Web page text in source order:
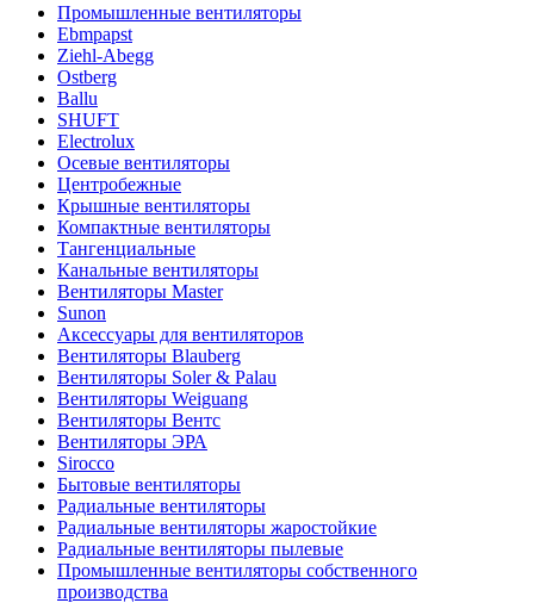
Промышленные вентиляторы
Ebmpapst
Ziehl-Abegg
Ostberg
Ballu
SHUFT
Electrolux
Осевые вентиляторы
Центробежные
Крышные вентиляторы
Компактные вентиляторы
Тангенциальные
Канальные вентиляторы
Вентиляторы Master
Sunon
Аксессуары для вентиляторов
Вентиляторы Blauberg
Вентиляторы Soler & Palau
Вентиляторы Weiguang
Вентиляторы Вентс
Вентиляторы ЭРА
Sirocco
Бытовые вентиляторы
Радиальные вентиляторы
Радиальные вентиляторы жаростойкие
Радиальные вентиляторы пылевые
Промышленные вентиляторы собственного
производства